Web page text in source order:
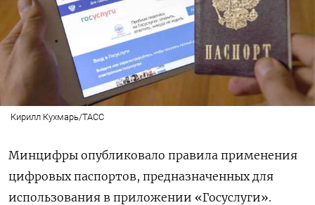
Кирилл Кухмарь/ТАСС
Минцифры опубликовало правила применения
цифровых паспортов, предназначенных для
использования в приложении «Госуслуги».